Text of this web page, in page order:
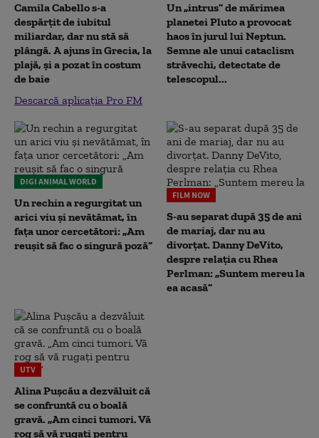
Camila Cabello s-a
despărțit de iubitul
miliardar, dar nu stă să
plângă. A ajuns în Grecia, la
plajă, și a pozat în costum
de baie
Descarcă aplicația Pro FM
Un „intrus” de mărimea
planetei Pluto a provocat
haos în jurul lui Neptun.
Semne ale unui cataclism
străvechi, detectate de
telescopul...
DIGI ANIMAL WORLD
Un rechin a regurgitat un
arici viu și nevătămat, în
fața unor cercetători: „Am
reușit să fac o singură poză”
FILM NOW
S-au separat după 35 de ani
de mariaj, dar nu au
divorțat. Danny DeVito,
despre relația cu Rhea
Perlman: „Suntem mereu la
ea acasă”
UTV
Alina Pușcău a dezvăluit că
se confruntă cu o boală
gravă. „Am cinci tumori. Vă
rog să vă rugați pentru